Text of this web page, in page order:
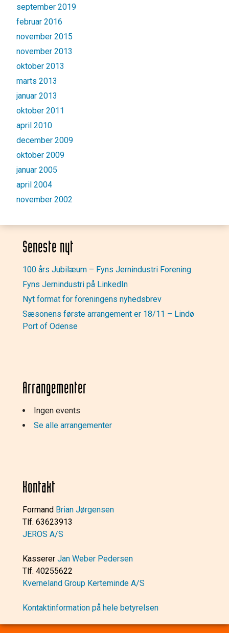
september 2019
februar 2016
november 2015
november 2013
oktober 2013
marts 2013
januar 2013
oktober 2011
april 2010
december 2009
oktober 2009
januar 2005
april 2004
november 2002
Seneste nyt
100 års Jubilæum – Fyns Jernindustri Forening
Fyns Jernindustri på LinkedIn
Nyt format for foreningens nyhedsbrev
Sæsonens første arrangement er 18/11 – Lindø
Port of Odense
Arrangementer
Ingen events
Se alle arrangementer
Kontakt
Formand Brian Jørgensen
Tlf. 63623913
JEROS A/S
Kasserer Jan Weber Pedersen
Tlf. 40255622
Kverneland Group Kerteminde A/S
Kontaktinformation på hele betyrelsen